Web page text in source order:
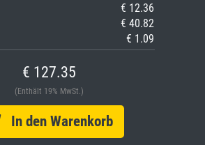
€ 12.36
€ 40.82
€ 1.09
€ 127.35
(Enthält 19% MwSt.)
In den Warenkorb